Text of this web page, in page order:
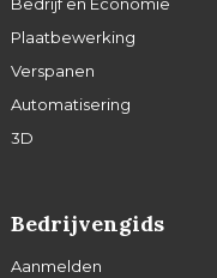
Bedrijf en Economie
Plaatbewerking
Verspanen
Automatisering
3D
Bedrijvengids
Aanmelden